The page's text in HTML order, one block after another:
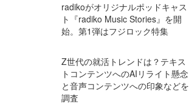
radikoがオリジナルポッドキャス
ト『radiko Music Stories』を開
始。第1弾はフジロック特集
Z世代の就活トレンドは？テキス
トコンテンツへのAIリライト懸念
と音声コンテンツへの印象などを
調査